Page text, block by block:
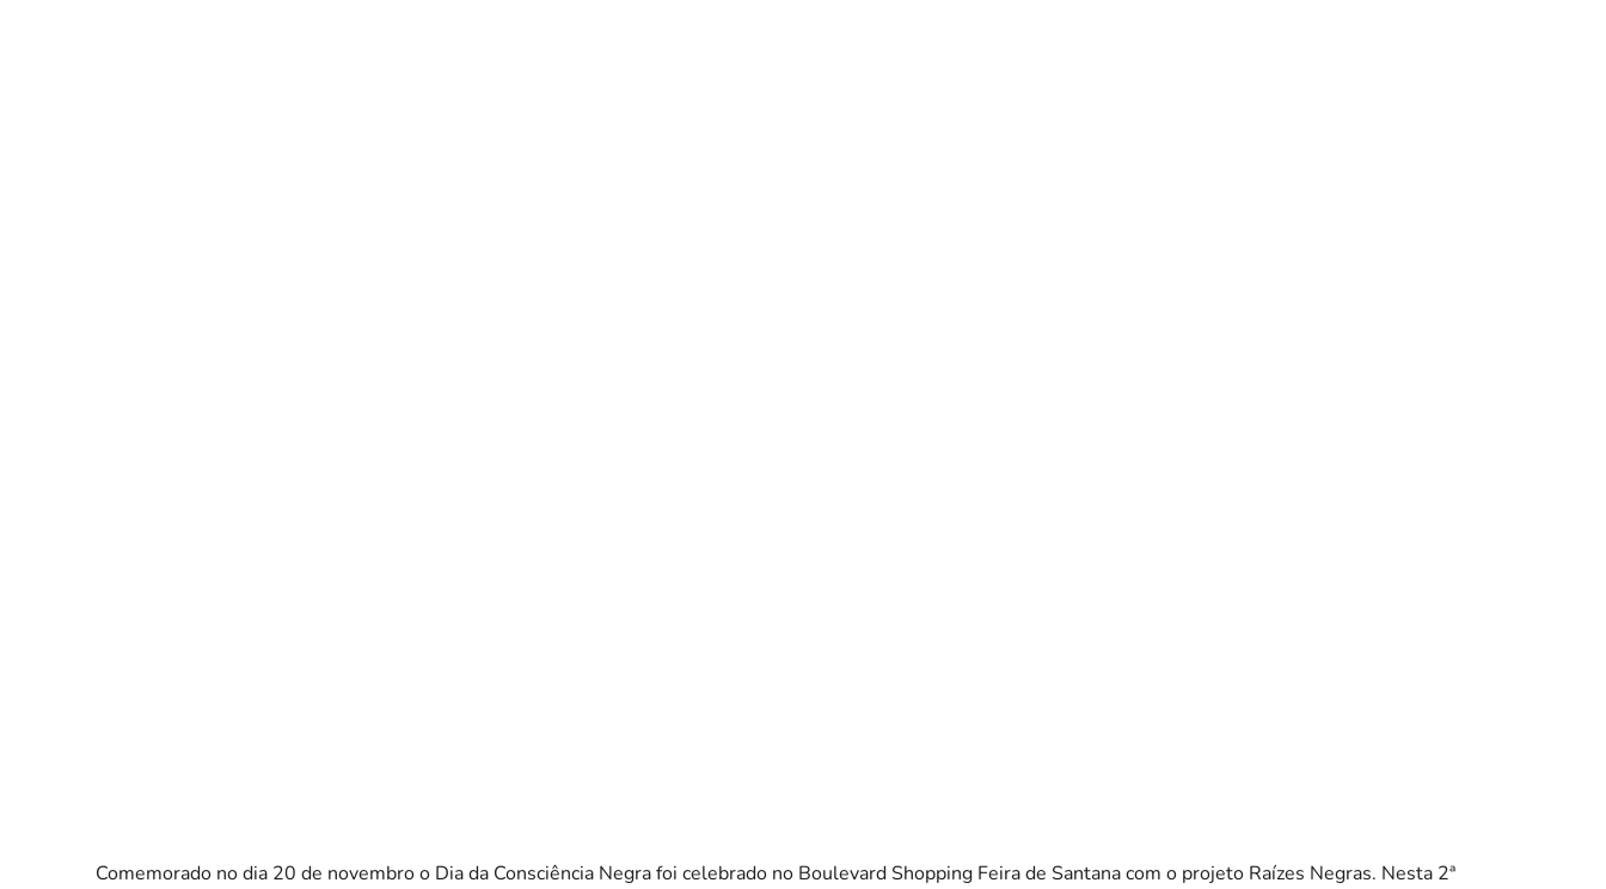
Comemorado no dia 20 de novembro o Dia da Consciência Negra foi celebrado no Boulevard Shopping Feira de Santana com o projeto Raízes Negras. Nesta 2ª